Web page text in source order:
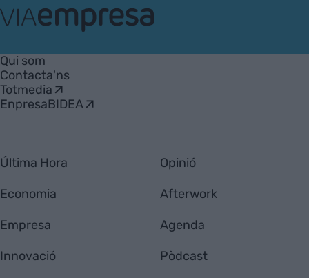
Empresa
Qui som
Contacta'ns
Totmedia
EnpresaBIDEA
Última Hora
Economia
Empresa
Innovació
Opinió
Afterwork
Agenda
Pòdcast